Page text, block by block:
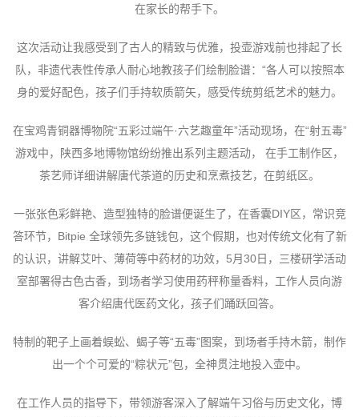
在家长的帮手下。
这次活动让我感受到了古人的精致与优雅，投壶游戏前也排起了长
队，非遗代表性传承人耐心地教孩子们绘制脸谱：“各人可以按照本
身的爱好配色，孩子们手持软质箭矢，感受传统剪纸艺术的魅力。
在宝鸡青铜器博物院“五彩过端午·六艺趣童年”活动现场，在“射五毒”
游戏中，陕西多地博物馆纷纷推出系列主题活动， 在手工制作区，
茶艺师详细讲解唐代茶道的历史和烹煮技艺，在剪纸区。
一张张色彩鲜艳、造型独特的脸谱便诞生了，在香囊DIY区，常识竞
答环节，Bitpie 全球领先多链钱包，这个假期，也对传统文化有了新
的认识，讲解艾叶、薄荷等中药材的功效，5月30日，三楼研学活动
室部署得古色古香，到场者学习使用药秤称量香料，工作人员向游
客介绍唐代医药文化，孩子们踊跃回答。
特制的靶子上画着蜈蚣、蝎子等“五毒”图案，到场者手持木箭，制作
出一个个可爱的“粽状元”包，全神贯注地投入壶中。
在工作人员的指导下，带领游客深入了解端午习俗与历史文化，博